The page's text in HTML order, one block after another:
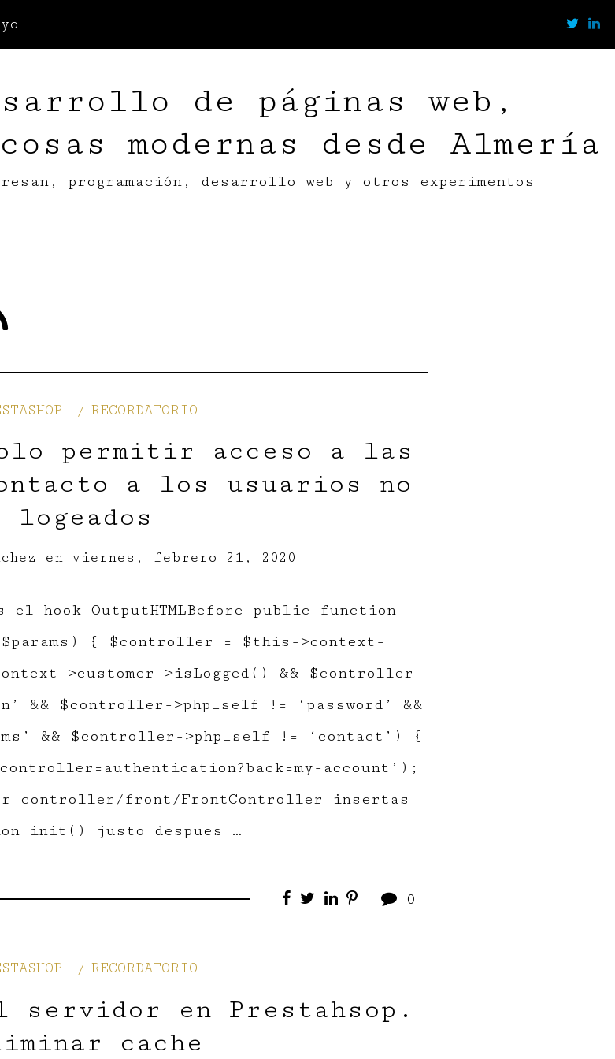
de páginas web,
modernas desde Almería
programación, desarrollo web y otros experimentos
RECORDATORIO
permitir acceso a las
a los usuarios no
logeados
en viernes, febrero 21, 2020
hook OutputHTMLBefore public function
{ $controller = $this->context-
>customer->isLogged() && $controller-
&& $controller->php_self != ‘password’ &&
&& $controller->php_self != ‘contact’) {
account’);
controller/front/FrontController insertas
init() justo despues …
0
RECORDATORIO
servidor en Prestahsop.
cache